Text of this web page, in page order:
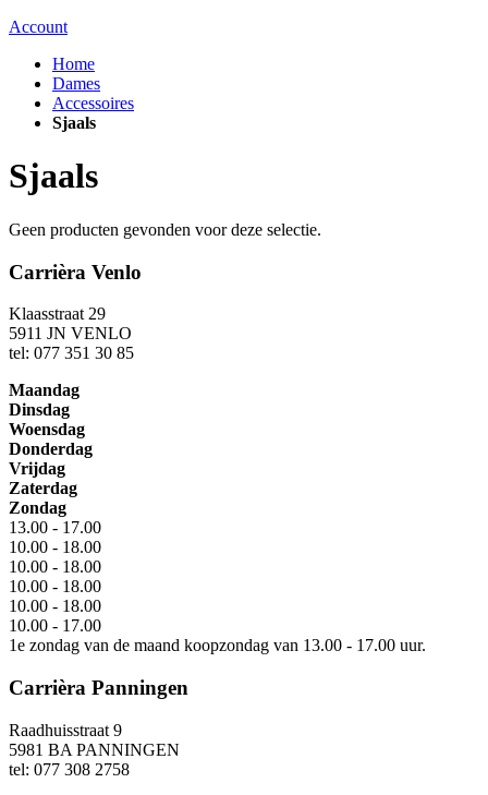
Account
Home
Dames
Accessoires
Sjaals
Sjaals
Geen producten gevonden voor deze selectie.
Carrièra Venlo
Klaasstraat 29
5911 JN VENLO
tel: 077 351 30 85
Maandag
Dinsdag
Woensdag
Donderdag
Vrijdag
Zaterdag
Zondag
13.00 - 17.00
10.00 - 18.00
10.00 - 18.00
10.00 - 18.00
10.00 - 18.00
10.00 - 17.00
1e zondag van de maand koopzondag van 13.00 - 17.00 uur.
Carrièra Panningen
Raadhuisstraat 9
5981 BA PANNINGEN
tel: 077 308 2758